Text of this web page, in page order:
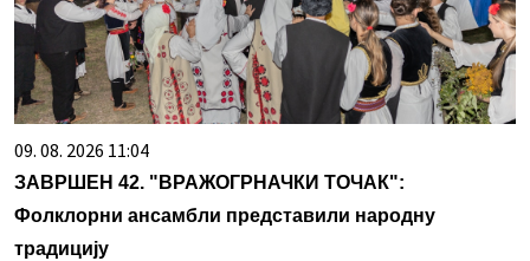
09. 08. 2026 11:04
ЗАВРШЕН 42. "ВРАЖОГРНАЧКИ ТОЧАК":
Фолклорни ансамбли представили народну
традицију